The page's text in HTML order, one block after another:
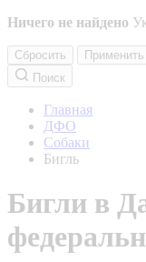
Ничего не найдено
Сбросить
Применить
Поиск
Главная
ДФО
Собаки
Бигль
Бигли в